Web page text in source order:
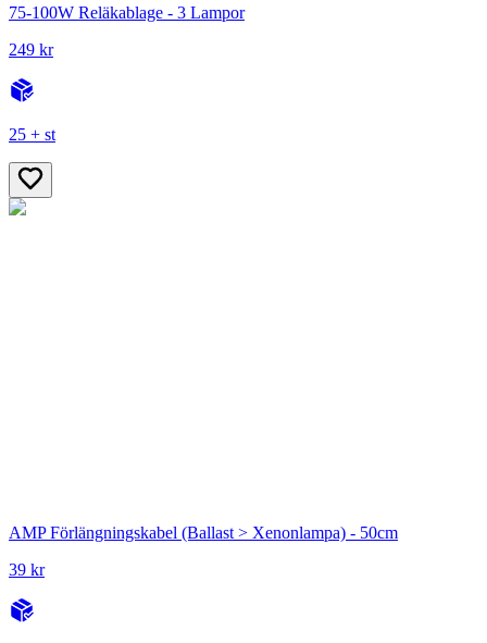
75-100W Reläkablage - 3 Lampor
249 kr
25 + st
AMP Förlängningskabel (Ballast > Xenonlampa) - 50cm
39 kr